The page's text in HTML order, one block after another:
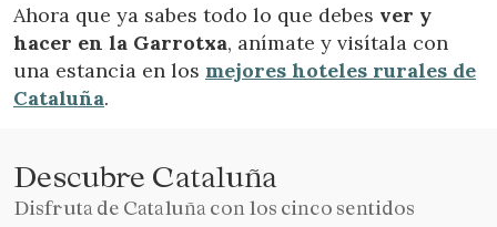
Ahora que ya sabes todo lo que debes ver y
hacer en la Garrotxa, anímate y visítala con
una estancia en los mejores hoteles rurales de
Cataluña.
Descubre Cataluña
Disfruta de Cataluña con los cinco sentidos